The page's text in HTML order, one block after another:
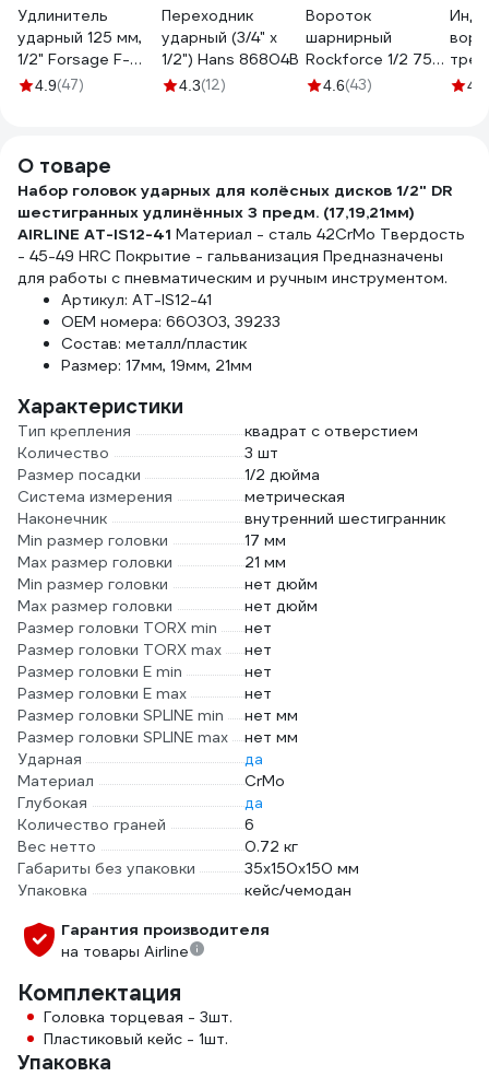
Удлинитель
ударный 125 мм,
1/2" Forsage F-
8044125K(59072)
4.9(47)
Переходник
ударный (3/4" х
1/2") Hans 86804B
4.3(12)
Вороток
шарнирный
Rockforce 1/2 750
мм RF-
4.6(43)
1/2"
4.8
О товаре
Набор головок ударных для колёсных дисков 1/2" DR
шестигранных удлинённых 3 предм. (17,19,21мм)
AIRLINE AT-IS12-41 Материал - сталь 42CrMo Твердость
- 45-49 HRC Покрытие - гальванизация Предназначены
для работы с пневматическим и ручным инструментом.
Артикул: AT-IS12-41
OEM номера: 660303, 39233
Состав: металл/пластик
Размер: 17мм, 19мм, 21мм
Характеристики
Тип крепления
квадрат с отверстием
Количество
3 шт
Размер посадки
1/2 дюйма
Система измерения
метрическая
Наконечник
внутренний шестигранник
Min размер головки
17 мм
Max размер головки
21 мм
Min размер головки
нет дюйм
Max размер головки
нет дюйм
Размер головки TORX min
нет
Размер головки TORX max
нет
Размер головки E min
нет
Размер головки E max
нет
Размер головки SPLINE min
нет мм
Размер головки SPLINE max
нет мм
Ударная
да
Материал
CrMo
Глубокая
да
Количество граней
6
Вес нетто
0.72 кг
Габариты без упаковки
35x150x150 мм
Упаковка
кейс/чемодан
Гарантия производителя
на товары Airline
Комплектация
Головка торцевая - 3шт.
Пластиковый кейс - 1шт.
Упаковка